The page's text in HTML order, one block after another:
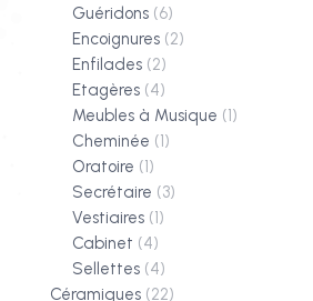
Guéridons (6)
Encoignures (2)
Enfilades (2)
Etagères (4)
Meubles à Musique (1)
Cheminée (1)
Oratoire (1)
Secrétaire (3)
Vestiaires (1)
Cabinet (4)
Sellettes (4)
Céramiques (22)